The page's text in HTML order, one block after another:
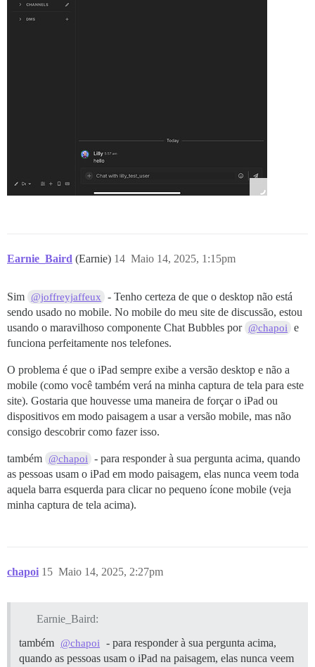
Earnie_Baird (Earnie) Maio 14, 2025, 1:15pm
14
Sim @joffreyjaffeux
- Tenho certeza de que o desktop não está
sendo usado no mobile. No mobile do meu site de discussão, estou
usando o maravilhoso componente Chat Bubbles por @chapoi e
funciona perfeitamente nos telefones.
O problema é que o iPad sempre exibe a versão desktop e não a
mobile (como você também verá na minha captura de tela para este
site). Gostaria que houvesse uma maneira de forçar o iPad ou
dispositivos em modo paisagem a usar a versão mobile, mas não
consigo descobrir como fazer isso.
também @chapoi - para responder à sua pergunta acima, quando
as pessoas usam o iPad em modo paisagem, elas nunca veem toda
aquela barra esquerda para clicar no pequeno ícone mobile (veja
minha captura de tela acima).
chapoi Maio 14, 2025, 2:27pm
15
Earnie_Baird:
também @chapoi
- para responder à sua pergunta acima,
quando as pessoas usam o iPad na paisagem, elas nunca veem